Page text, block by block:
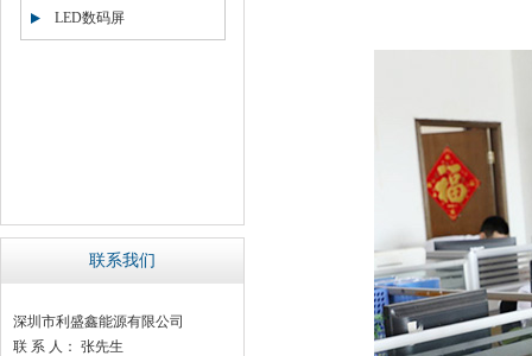
LED数码屏
联系我们
深圳市利盛鑫能源有限公司
联 系 人： 张先生